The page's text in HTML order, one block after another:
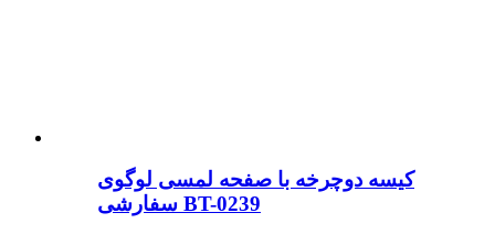
کیسه دوچرخه با صفحه لمسی لوگوی
سفارشی BT-0239